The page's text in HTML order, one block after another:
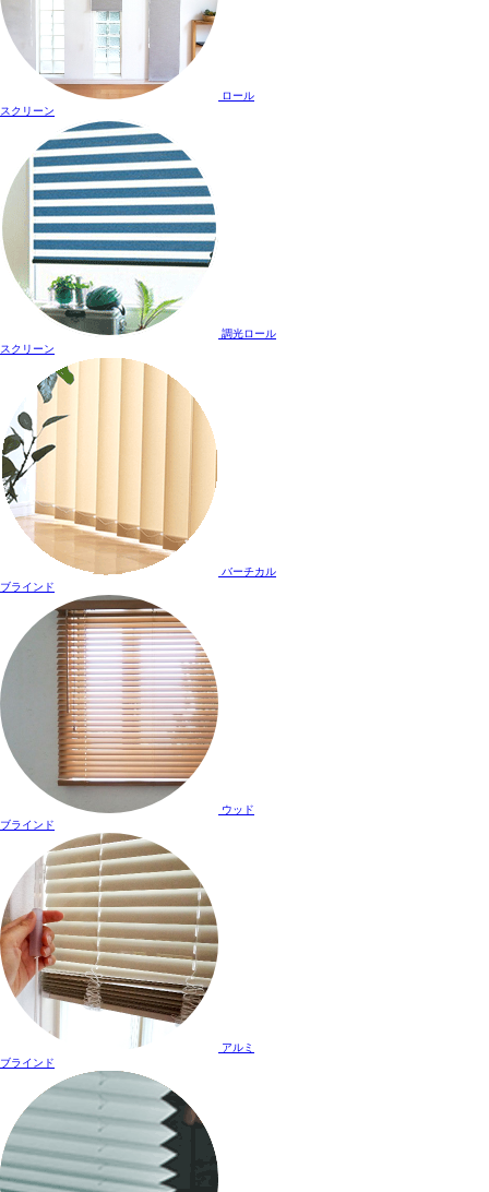
ロール
スクリーン
調光ロール
スクリーン
バーチカル
ブラインド
ウッド
ブラインド
アルミ
ブラインド